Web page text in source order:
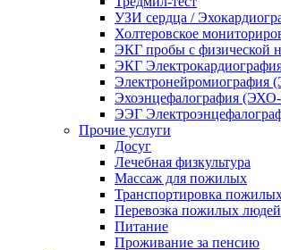
УЗИ сердца /
Холтеровское
ЭКГ пробы с физической
ЭКГ
Эхоэнцефалография
ЭЭГ
Прочие услуги
Досуг
Лечебная физкультура
Массаж для пожилых
Транспортировка
Перевозка пожилых людей
Питание
Проживание за пенсию